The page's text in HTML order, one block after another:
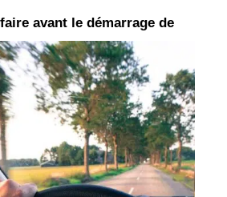
avant le démarrage de